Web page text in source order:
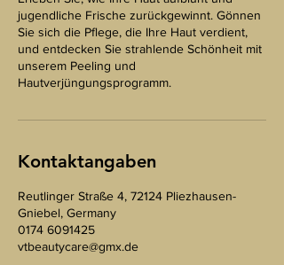
jugendliche Frische zurückgewinnt. Gönnen
Sie sich die Pflege, die Ihre Haut verdient,
und entdecken Sie strahlende Schönheit mit
unserem Peeling und
Hautverjüngungsprogramm.
Kontaktangaben
Reutlinger Straße 4, 72124 Pliezhausen-
Gniebel, Germany
0174 6091425
vtbeautycare@gmx.de